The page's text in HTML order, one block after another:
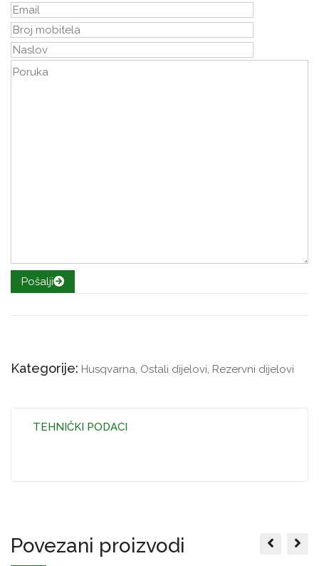
Pošalji
Kategorije: Husqvarna, Ostali dijelovi, Rezervni dijelovi
TEHNIČKI PODACI
Povezani proizvodi